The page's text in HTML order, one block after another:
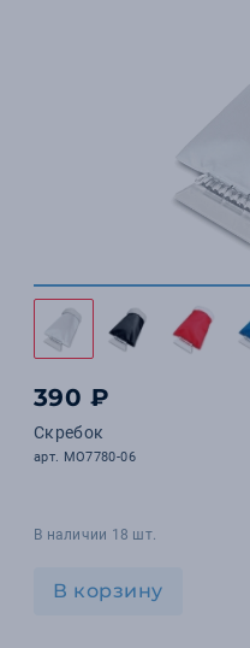
390 ₽
Скребок
арт. MO7780-06
В наличии 18 шт.
В корзину